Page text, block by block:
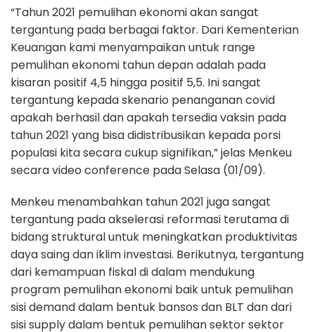
“Tahun 2021 pemulihan ekonomi akan sangat
tergantung pada berbagai faktor. Dari Kementerian
Keuangan kami menyampaikan untuk range
pemulihan ekonomi tahun depan adalah pada
kisaran positif 4,5 hingga positif 5,5. Ini sangat
tergantung kepada skenario penanganan covid
apakah berhasil dan apakah tersedia vaksin pada
tahun 2021 yang bisa didistribusikan kepada porsi
populasi kita secara cukup signifikan,” jelas Menkeu
secara video conference pada Selasa (01/09).
Menkeu menambahkan tahun 2021 juga sangat
tergantung pada akselerasi reformasi terutama di
bidang struktural untuk meningkatkan produktivitas
daya saing dan iklim investasi. Berikutnya, tergantung
dari kemampuan fiskal di dalam mendukung
program pemulihan ekonomi baik untuk pemulihan
sisi demand dalam bentuk bansos dan BLT dan dari
sisi supply dalam bentuk pemulihan sektor sektor